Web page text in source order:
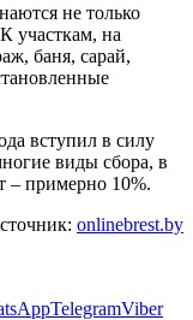
не только
участкам, на
баня, сарай,
вступил в силу
виды сбора, в
– примерно 10%.
onlinebrest.by
TelegramViber